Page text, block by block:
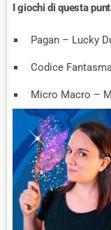
I giochi di questa
Pagan – Lucky
Codice
Micro Macro –